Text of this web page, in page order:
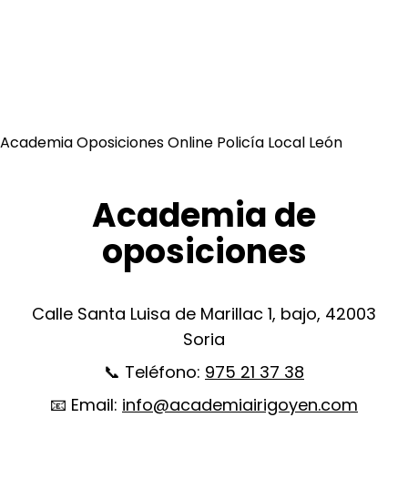
Academia Oposiciones Online Policía Local León
Academia de
oposiciones
Calle Santa Luisa de Marillac 1, bajo, 42003
Soria
📞 Teléfono: 975 21 37 38
📧 Email: info@academiairigoyen.com